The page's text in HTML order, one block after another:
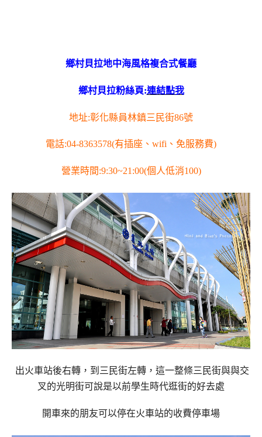
鄉村貝拉地中海風格複合式餐廳
鄉村貝拉粉絲頁:連結點我
地址:彰化縣員林鎮三民街86號
電話:04-8363578(有插座、wifi、免服務費)
營業時間:9:30~21:00(個人低消100)
出火車站後右轉，到三民街左轉，這一整條三民街與與交
叉的光明街可說是以前學生時代逛街的好去處
開車來的朋友可以停在火車站的收費停車場